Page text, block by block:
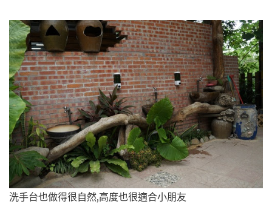
洗手台也做得很自然,高度也很適合小朋友